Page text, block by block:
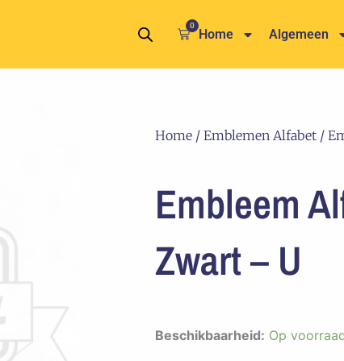
0
Winkelwagen
Home Algemeen
Home / Emblemen Alfabet /
Embleem
Zwart – U
Beschikbaarheid: Op
Embleem